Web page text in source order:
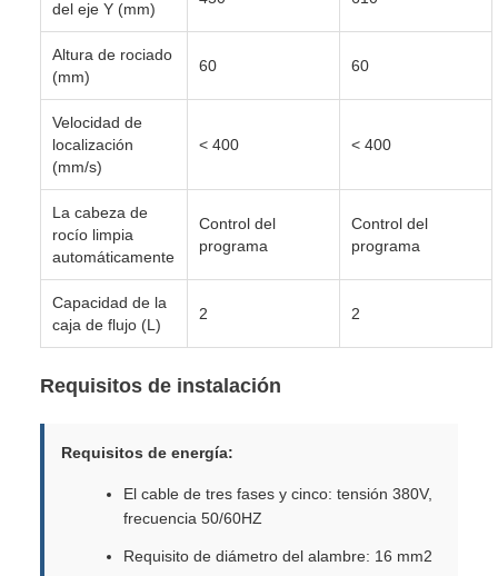
del eje Y (mm)
Altura de rociado
(mm)
60 60
Velocidad de
localización
(mm/s)
< 400 < 400
La cabeza de
rocío limpia
automáticamente
Control del
programa
Control del
programa
Capacidad de la
caja de flujo (L)
2 2
Requisitos de instalación
Requisitos de energía:
El cable de tres fases y cinco: tensión 380V,
frecuencia 50/60HZ
Requisito de diámetro del alambre: 16 mm2